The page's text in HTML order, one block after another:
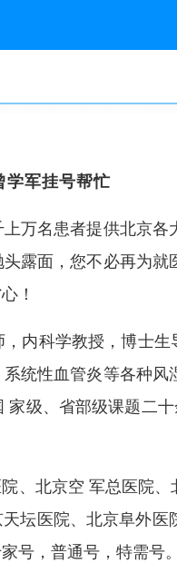
学军挂号帮忙
万名患者提供北京
露面，您不必再为
！
内科学教授，博士
统性血管炎等各种
级、省部级课题二
、北京空 军总医院
坛医院、北京阜外
号，普通号，特需号。